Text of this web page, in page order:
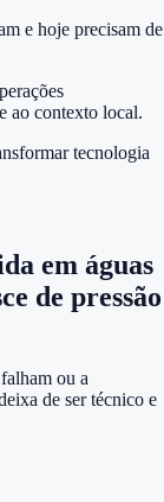
e hoje precisam de
ao contexto local.
tecnologia
em águas
de pressão
ou a
de ser técnico e